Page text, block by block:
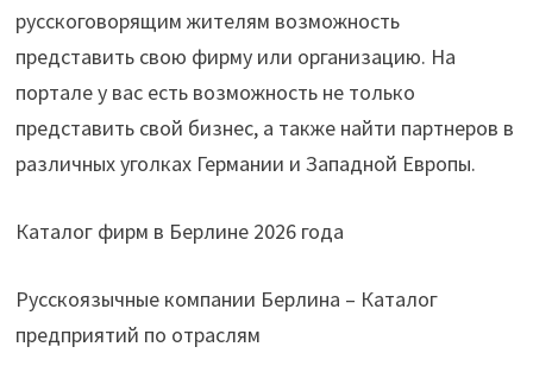
русскоговорящим жителям возможность
представить свою фирму или организацию. На
портале у вас есть возможность не только
представить свой бизнес, а также найти партнеров в
различных уголках Германии и Западной Европы.
Каталог фирм в Берлине 2026 года
Русскоязычные компании Берлина – Каталог
предприятий по отраслям